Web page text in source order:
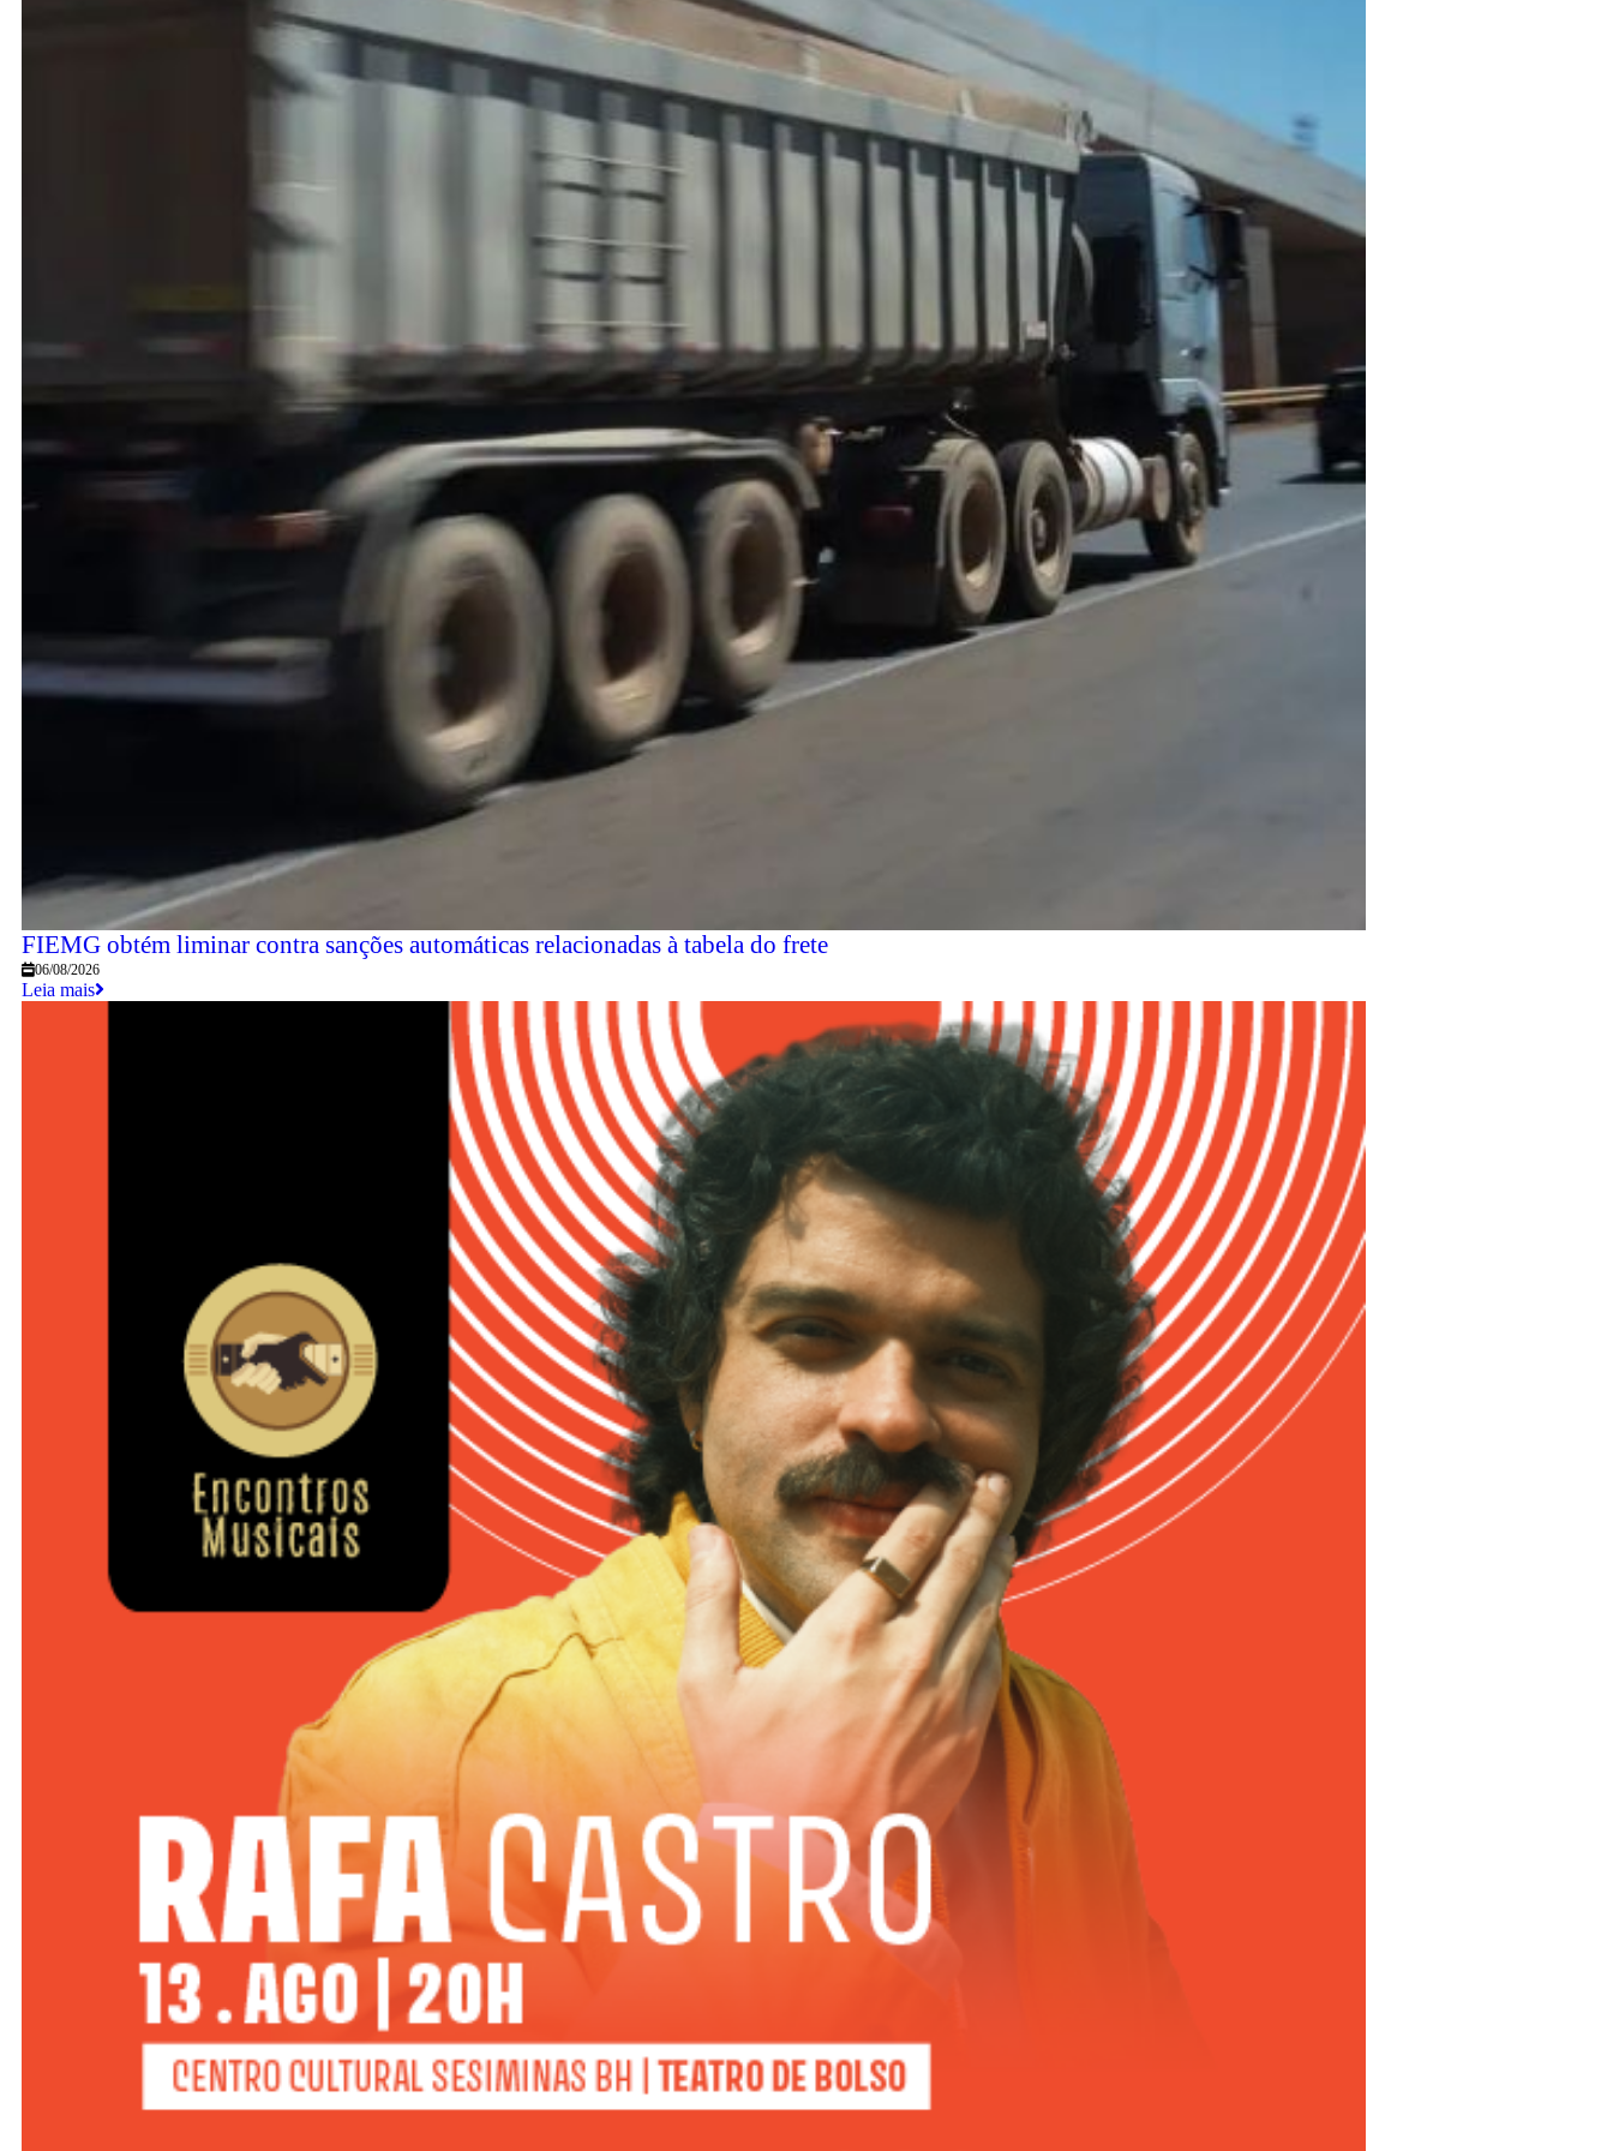
FIEMG obtém liminar contra sanções automáticas relacionadas à tabela do frete
06/08/2026
Leia mais